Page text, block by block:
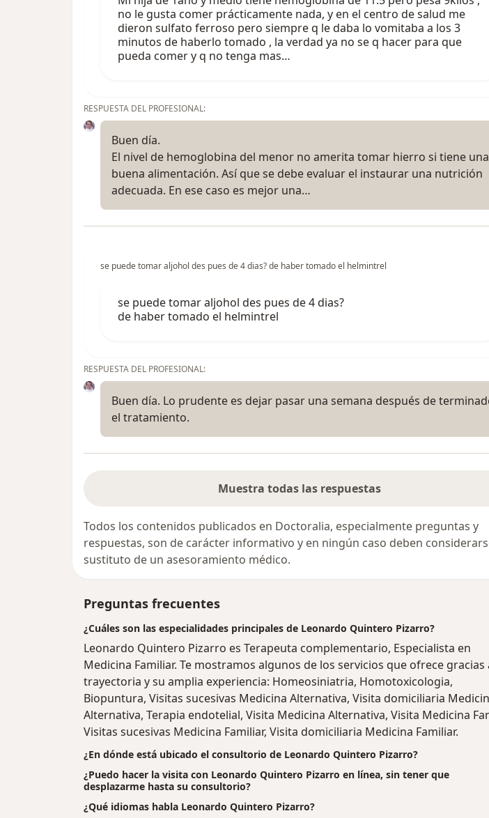
no le gusta comer prácticamente nada, y en el centro de salud me
dieron sulfato ferroso pero siempre q le daba lo vomitaba a los 3
minutos de haberlo tomado , la verdad ya no se q hacer para que
pueda comer y q no tenga mas…
RESPUESTA DEL PROFESIONAL:
Buen día.
El nivel de hemoglobina del menor no amerita tomar hierro si tiene una
buena alimentación. Así que se debe evaluar el instaurar una nutrición
adecuada. En ese caso es mejor una…
se puede tomar aljohol des pues de 4 dias? de haber tomado el helmintrel
se puede tomar aljohol des pues de 4 dias?
de haber tomado el helmintrel
RESPUESTA DEL PROFESIONAL:
Buen día. Lo prudente es dejar pasar una semana después de
el tratamiento.
Muestra todas las respuestas
Todos los contenidos publicados en Doctoralia, especialmente preguntas y
respuestas, son de carácter informativo y en ningún caso deben
sustituto de un asesoramiento médico.
Preguntas frecuentes
¿Cuáles son las especialidades principales de Leonardo Quintero Pizarro?
Leonardo Quintero Pizarro es Terapeuta complementario, Especialista en
Medicina Familiar. Te mostramos algunos de los servicios que ofrece gracias
trayectoria y su amplia experiencia: Homeosiniatria, Homotoxicologia,
Biopuntura, Visitas sucesivas Medicina Alternativa, Visita domiciliaria
Alternativa, Terapia endotelial, Visita Medicina Alternativa, Visita Medicina
Visitas sucesivas Medicina Familiar, Visita domiciliaria Medicina Familiar.
¿En dónde está ubicado el consultorio de Leonardo Quintero Pizarro?
¿Puedo hacer la visita con Leonardo Quintero Pizarro en línea, sin tener que
desplazarme hasta su consultorio?
¿Qué idiomas habla Leonardo Quintero Pizarro?